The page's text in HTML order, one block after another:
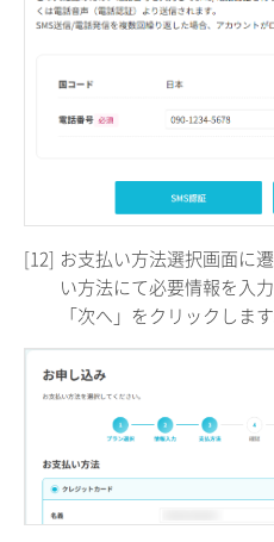
[12] お支払い方法選択画面に
い方法にて必要情報を入
「次へ」をクリックします